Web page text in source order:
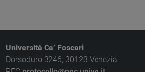
Università Ca’ Foscari
Dorsoduro 3246, 30123 Venezia